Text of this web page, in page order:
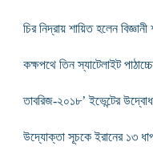
চির নিদ্রায় শায়িত হলেন
কক্ষপথে তিন স্যাটেলাইট
তাবরিজ-২০১৮’ ইভেন্টের
উদ্যোক্তা সূচকে ইরানের ১৩